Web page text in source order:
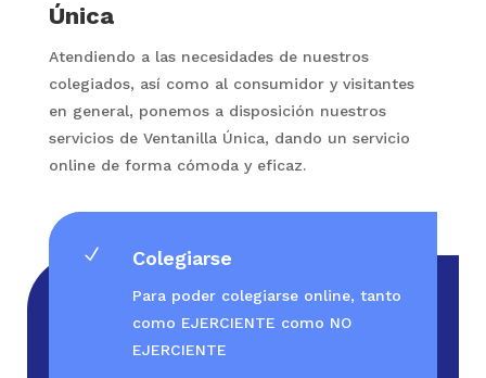
Única
Atendiendo a las necesidades de nuestros
colegiados, así como al consumidor y visitantes
en general, ponemos a disposición nuestros
servicios de Ventanilla Única, dando un servicio
online de forma cómoda y eficaz.
N Colegiarse
Para poder colegiarse online, tanto
como EJERCIENTE como NO
EJERCIENTE